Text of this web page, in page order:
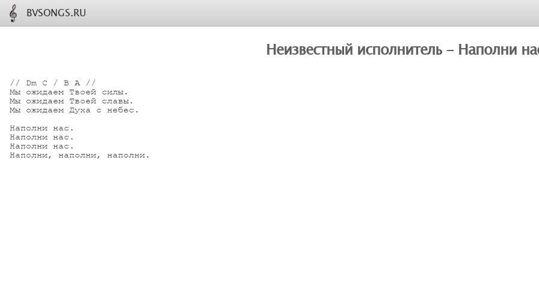
BVSONGS.RU
Неизвестный исполнитель - Наполни
// Dm C / B A //
Мы ожидаем Твоей силы.
Мы ожидаем Твоей славы.
Мы ожидаем Духа с небес.
Наполни нас.
Наполни нас.
Наполни нас.
Наполни, наполни, наполни.